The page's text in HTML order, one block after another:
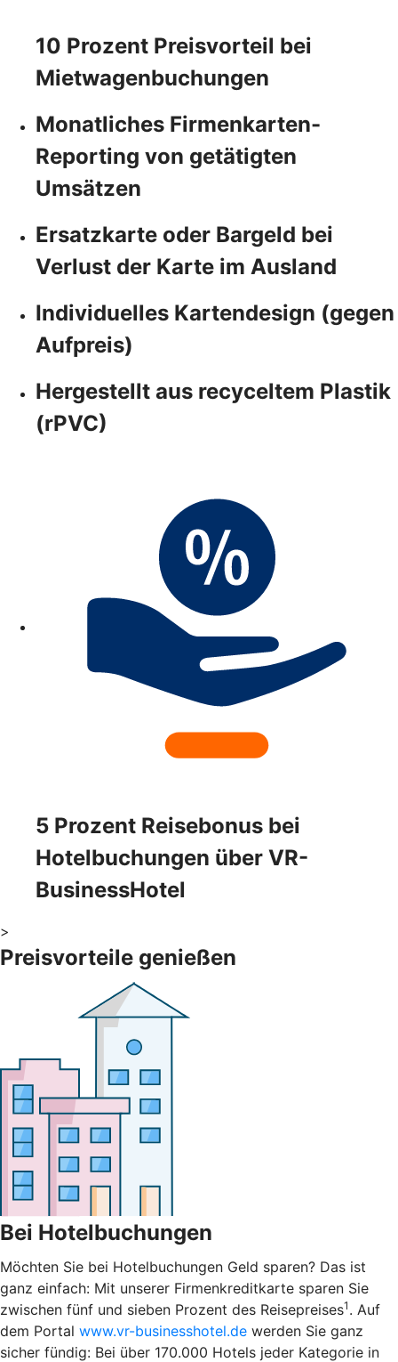
10 Prozent Preisvorteil bei
Mietwagenbuchungen
Monatliches Firmenkarten-
Reporting von getätigten
Umsätzen
Ersatzkarte oder Bargeld bei
Verlust der Karte im Ausland
Individuelles Kartendesign (gegen
Aufpreis)
Hergestellt aus recyceltem Plastik
(rPVC)
5 Prozent Reisebonus bei
Hotelbuchungen über VR-
BusinessHotel
>
Preisvorteile genießen
Bei Hotelbuchungen
Möchten Sie bei Hotelbuchungen Geld sparen? Das ist
ganz einfach: Mit unserer Firmenkreditkarte sparen Sie
zwischen fünf und sieben Prozent des Reisepreises1 . Auf
dem Portal www.vr-businesshotel.de werden Sie ganz
sicher fündig: Bei über 170.000 Hotels jeder Kategorie in